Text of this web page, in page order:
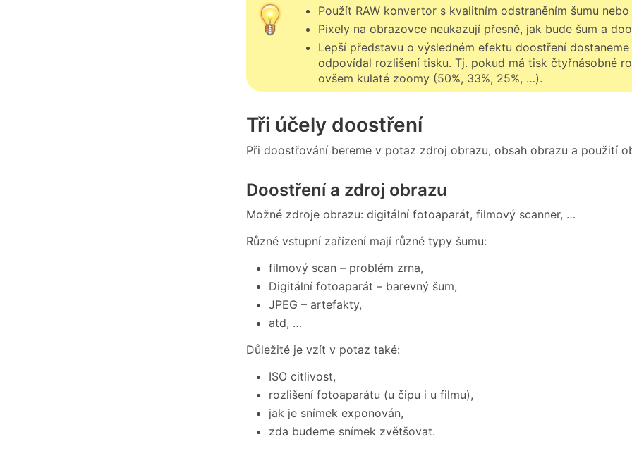
Použít RAW konvertor s kvalitním odstraněním šumu
Pixely na obrazovce neukazují přesně, jak bude šum a
Lepší představu o výsledném efektu doostření
odpovídal rozlišení tisku. Tj. pokud má tisk čtyřnásobné
ovšem kulaté zoomy (50%, 33%, 25%, …).
Tři účely doostření
Při doostřování bereme v potaz zdroj obrazu, obsah obrazu a použití
Doostření a zdroj obrazu
Možné zdroje obrazu: digitální fotoaparát, filmový scanner, …
Různé vstupní zařízení mají různé typy šumu:
filmový scan – problém zrna,
Digitální fotoaparát – barevný šum,
JPEG – artefakty,
atd, …
Důležité je vzít v potaz také:
ISO citlivost,
rozlišení fotoaparátu (u čipu i u filmu),
jak je snímek exponován,
zda budeme snímek zvětšovat.